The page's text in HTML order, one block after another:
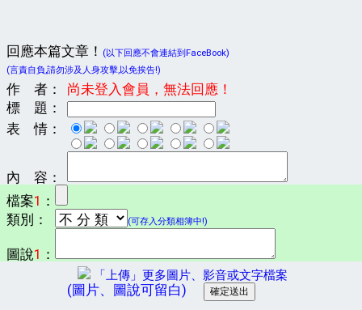
回應本篇文章！
(以下回應不會連結到FaceBook)
(言責自負,請勿涉及人身攻擊,以免挨告!)
作 者：
尚未登入會員，無法回應！
標 題：
表 情：
內 容：
檔案1 ：
類別：
(可存入分類相簿中!)
圖說1 ：
「上傳」更多圖片、影音或文字檔案
(圖片、圖說可留白)